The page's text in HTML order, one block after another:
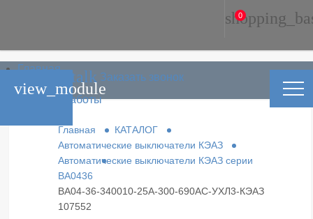
phone_in_talk Заказать звонок
Главная
Каталог
Условия работы
0
Главная
КАТАЛОГ
Автоматические выключатели КЭАЗ
Автоматические выключатели КЭАЗ серии
ВА0436
ВА04-36-340010-25А-300-690AC-УХЛ3-КЭАЗ
107552
view_module